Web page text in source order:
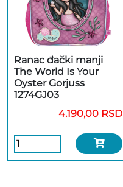
Ranac đački manji
The World Is Your
Oyster Gorjuss
1274GJ03
4.190,00 RSD